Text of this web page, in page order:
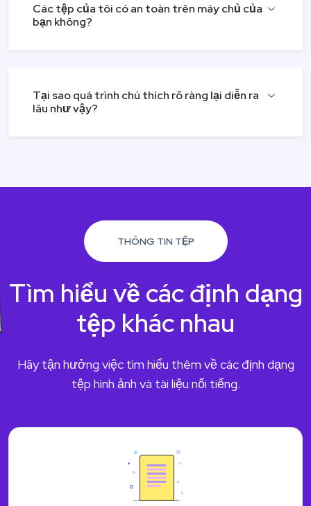
Các tệp của tôi có an toàn trên máy chủ của
bạn không?
Tại sao quá trình chú thích rõ ràng lại diễn ra
lâu như vậy?
THÔNG TIN TỆP
Tìm hiểu về các định dạng
tệp khác nhau
Hãy tận hưởng việc tìm hiểu thêm về các định dạng
tệp hình ảnh và tài liệu nổi tiếng.